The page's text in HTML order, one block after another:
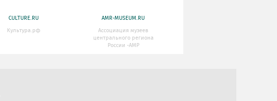
CULTURE.RU
Культура.рф
AMR-MUSEUM.RU
Ассоциация музеев
центрального региона
России -АМР